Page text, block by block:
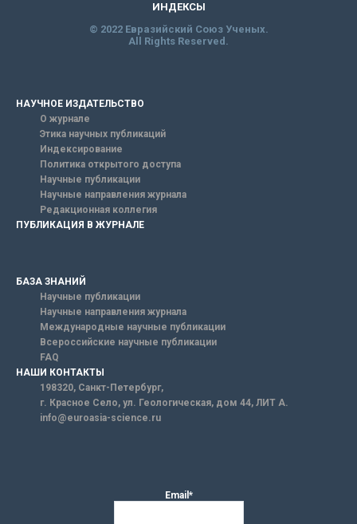
ИНДЕКСЫ
© 2022 Евразийский Союз Ученых.
All Rights Reserved.
НАУЧНОЕ ИЗДАТЕЛЬСТВО
О журнале
Этика научных публикаций
Индексирование
Политика открытого доступа
Научные публикации
Научные направления журнала
Редакционная коллегия
ПУБЛИКАЦИЯ В ЖУРНАЛЕ
БАЗА ЗНАНИЙ
Научные публикации
Научные направления журнала
Международные научные публикации
Всероссийские научные публикации
FAQ
НАШИ КОНТАКТЫ
198320, Санкт-Петербург,
г. Красное Село, ул. Геологическая, дом 44, ЛИТ А.
info@euroasia-science.ru
Email*